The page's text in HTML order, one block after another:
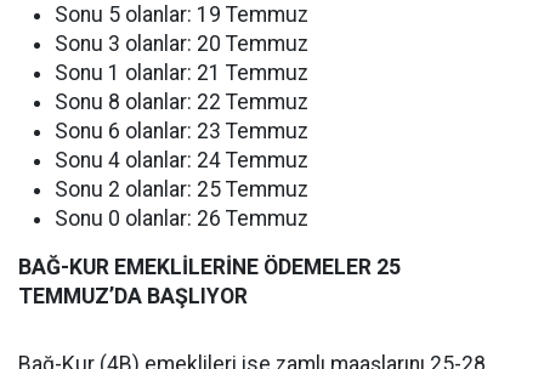
Sonu 5 olanlar: 19 Temmuz
Sonu 3 olanlar: 20 Temmuz
Sonu 1 olanlar: 21 Temmuz
Sonu 8 olanlar: 22 Temmuz
Sonu 6 olanlar: 23 Temmuz
Sonu 4 olanlar: 24 Temmuz
Sonu 2 olanlar: 25 Temmuz
Sonu 0 olanlar: 26 Temmuz
BAĞ-KUR EMEKLİLERİNE ÖDEMELER 25
TEMMUZ’DA BAŞLIYOR